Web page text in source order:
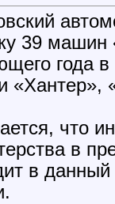
39 машин
года
«Хантер»,
что
в
в